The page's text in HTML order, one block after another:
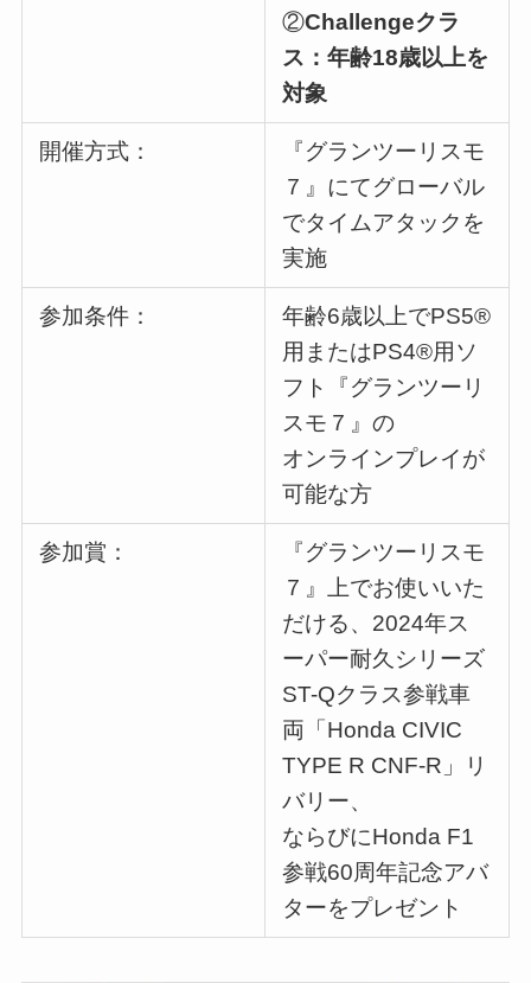
②Challengeクラ
ス：年齢18歳以上を
対象
開催方式：
『グランツーリスモ
７』にてグローバル
でタイムアタックを
実施
参加条件：
年齢6歳以上でPS5®
用またはPS4®用ソ
フト『グランツーリ
スモ７』の
オンラインプレイが
可能な方
参加賞：
『グランツーリスモ
７』上でお使いいた
だける、2024年ス
ーパー耐久シリーズ
ST-Qクラス参戦車
両「Honda CIVIC
TYPE R CNF-R」リ
バリー、
ならびにHonda F1
参戦60周年記念アバ
ターをプレゼント